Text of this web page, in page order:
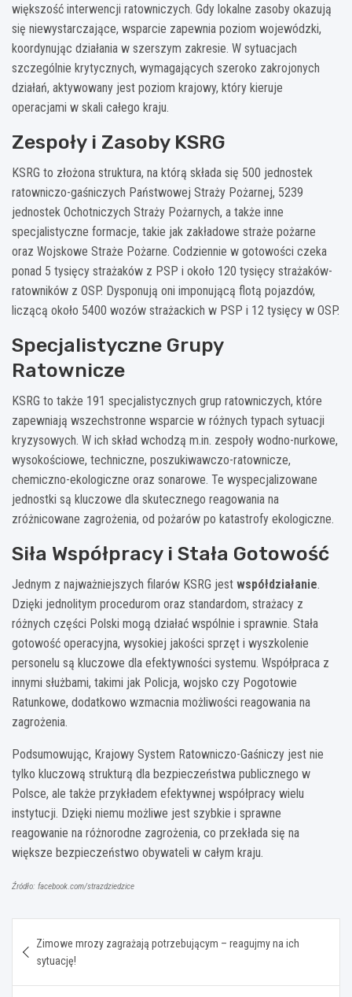
większość interwencji ratowniczych. Gdy lokalne zasoby okazują
się niewystarczające, wsparcie zapewnia poziom wojewódzki,
koordynując działania w szerszym zakresie. W sytuacjach
szczególnie krytycznych, wymagających szeroko zakrojonych
działań, aktywowany jest poziom krajowy, który kieruje
operacjami w skali całego kraju.
Zespoły i Zasoby KSRG
KSRG to złożona struktura, na którą składa się 500 jednostek
ratowniczo-gaśniczych Państwowej Straży Pożarnej, 5239
jednostek Ochotniczych Straży Pożarnych, a także inne
specjalistyczne formacje, takie jak zakładowe straże pożarne
oraz Wojskowe Straże Pożarne. Codziennie w gotowości czeka
ponad 5 tysięcy strażaków z PSP i około 120 tysięcy strażaków-
ratowników z OSP. Dysponują oni imponującą flotą pojazdów,
liczącą około 5400 wozów strażackich w PSP i 12 tysięcy w OSP.
Specjalistyczne Grupy
Ratownicze
KSRG to także 191 specjalistycznych grup ratowniczych, które
zapewniają wszechstronne wsparcie w różnych typach sytuacji
kryzysowych. W ich skład wchodzą m.in. zespoły wodno-nurkowe,
wysokościowe, techniczne, poszukiwawczo-ratownicze,
chemiczno-ekologiczne oraz sonarowe. Te wyspecjalizowane
jednostki są kluczowe dla skutecznego reagowania na
zróżnicowane zagrożenia, od pożarów po katastrofy ekologiczne.
Siła Współpracy i Stała Gotowość
Jednym z najważniejszych filarów KSRG jest współdziałanie.
Dzięki jednolitym procedurom oraz standardom, strażacy z
różnych części Polski mogą działać wspólnie i sprawnie. Stała
gotowość operacyjna, wysokiej jakości sprzęt i wyszkolenie
personelu są kluczowe dla efektywności systemu. Współpraca z
innymi służbami, takimi jak Policja, wojsko czy Pogotowie
Ratunkowe, dodatkowo wzmacnia możliwości reagowania na
zagrożenia.
Podsumowując, Krajowy System Ratowniczo-Gaśniczy jest nie
tylko kluczową strukturą dla bezpieczeństwa publicznego w
Polsce, ale także przykładem efektywnej współpracy wielu
instytucji. Dzięki niemu możliwe jest szybkie i sprawne
reagowanie na różnorodne zagrożenia, co przekłada się na
większe bezpieczeństwo obywateli w całym kraju.
Źródło: facebook.com/strazdziedzice
wpisu
Zimowe mrozy zagrażają potrzebującym – reagujmy na ich
sytuację!